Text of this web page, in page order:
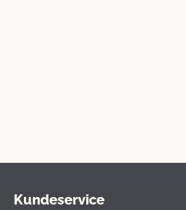
Kundeservice